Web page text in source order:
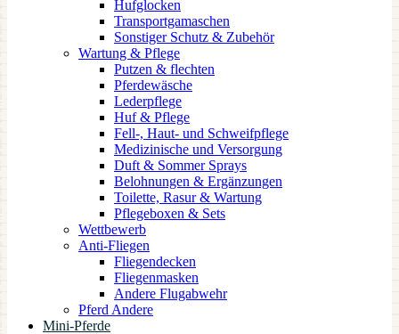
Hufglocken
Transportgamaschen
Sonstiger Schutz & Zubehör
Wartung & Pflege
Putzen & flechten
Pferdewäsche
Lederpflege
Huf & Pflege
Fell-, Haut- und Schweifpflege
Medizinische und Versorgung
Duft & Sommer Sprays
Belohnungen & Ergänzungen
Toilette, Rasur & Wartung
Pflegeboxen & Sets
Wettbewerb
Anti-Fliegen
Fliegendecken
Fliegenmasken
Andere Flugabwehr
Pferd Andere
Mini-Pferde